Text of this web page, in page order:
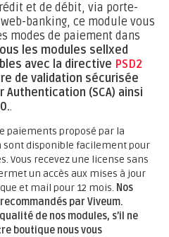
et de débit, via porte-
banking, ce module vous
modes de paiement dans
les modules sellxed
avec la directive PSD2
de validation sécurisée
(SCA) ainsi
.
paiements proposé par la
sont disponible facilement pour
Vous recevez une license sans
un accès aux mises à jour
et mail pour 12 mois. Nos
par Viveum.
de nos modules, s’il ne
boutique nous vous